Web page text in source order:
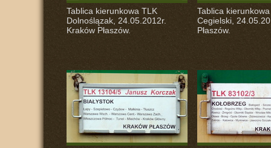
Tablica kierunkowa TLK
Dolnoślązak, 24.05.2012r.
Kraków Płaszów.
Tablica
Cegielski,
Płaszów.